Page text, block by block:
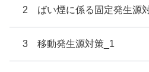
2 ばい煙に係る固定発生源
3 移動発生源対策_1